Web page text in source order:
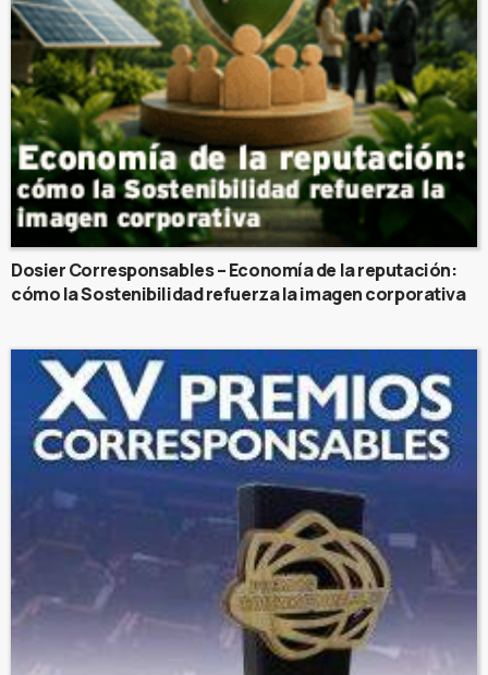
Dosier Corresponsables – Economía de la reputación:
cómo la Sostenibilidad refuerza la imagen corporativa